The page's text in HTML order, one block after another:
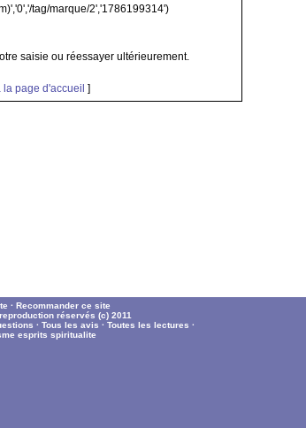
tag/marque/2','1786199314')
saisie ou réessayer ultérieurement.
la page d'accueil ]
· Recommander ce site
réservés (c) 2011
· Tous les avis · Toutes les lectures ·
esprits spiritualite